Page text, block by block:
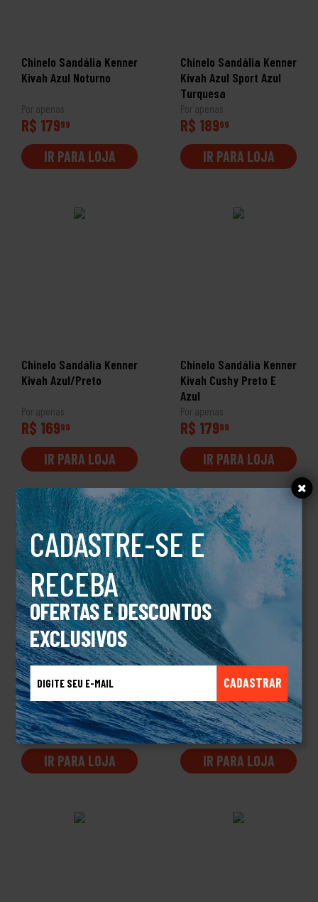
CADASTRE-SE E
RECEBA
OFERTAS E DESCONTOS
EXCLUSIVOS
CADASTRAR
Chinelo Sandália Kenner
Kivah Azul Noturno
Por apenas
R$ 17999
IR PARA LOJA
Chinelo Sandália Kenner
Kivah Azul Sport Azul
Turquesa
Por apenas
R$ 18999
IR PARA LOJA
Chinelo Sandália Kenner
Kivah Azul/Preto
Por apenas
R$ 16999
IR PARA LOJA
Chinelo Sandália Kenner
Kivah Cushy Preto E
Azul
Por apenas
R$ 17999
IR PARA LOJA
Chinelo Sandália Kenner
Kivah Edição Especial
Preto
Por apenas
R$ 25999
IR PARA LOJA
Chinelo Sandália Kenner
Kivah Preto
Por apenas
R$ 17999
IR PARA LOJA